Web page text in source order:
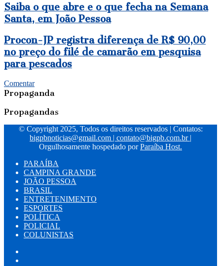
Saiba
o
que
e
o
que
fecha
Semana
Santa,
João
Saiba o que abre e o que fecha na Semana
Santa, em João Pessoa
Procon-
JP
registra
diferença
R$
90,00
preço
filé
pesquisa
para
pescados
Procon-JP registra diferença de R$ 90,00
no preço do filé de camarão em pesquisa
para pescados
Comentar
Propaganda
Propagandas
© Copyright 2025, Todos os direitos reservados | Contatos:
bigpbnoticias@gmail.com | contato@bigpb.com.br |
Orgulhosamente hospedado porParaíba Host.
PARAÍBA
CAMPINA GRANDE
JOÃO PESSOA
BRASIL
ENTRETENIMENTO
ESPORTES
POLÍTICA
POLICIAL
COLUNISTAS